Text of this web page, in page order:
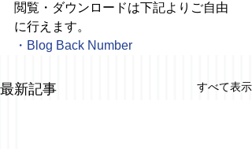
閲覧・ダウンロードは下記よりご自由
に行えます。
・ Blog Back Number
最新記事 すべて表示